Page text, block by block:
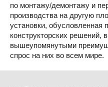
по монтажу/демонтажу и
производства на другую
установки, обусловленная
конструкторских решений,
вышеупомянутыми
спрос на них во всем мире.